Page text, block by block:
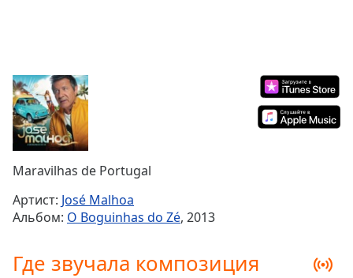
Current
Time0:00
Duration-:-
Loaded:
Stream
TypeLIVE
Seek to
live,
liveLIVE
Maravilhas de Portugal
Артист: José Malhoa
Альбом: O Boguinhas do Zé, 2013
Где звучала композиция